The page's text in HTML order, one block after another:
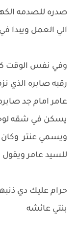
صدره للصدمه
الي العمل ويبدا
وفي نفس الوقت
رقبه صابره الذي
عامر امام جد
يسكن في شقه
ويسمي عنتر
للسيد عامر ويقول
حرام عليك دي
بنتي عائشه